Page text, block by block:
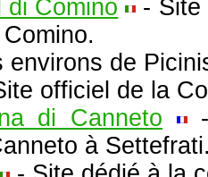
di Comino
- Site
environs de
officiel de la
di Canneto
-
à